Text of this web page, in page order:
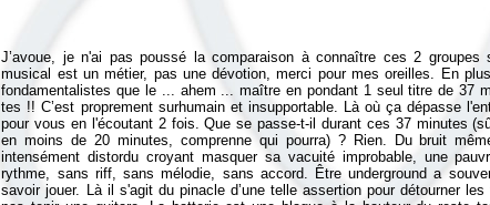
J’avoue, je n'ai pas poussé la comparaison à connaître ces 2
musical est un métier, pas une dévotion, merci pour mes oreilles. En
fondamentalistes que le ... ahem ... maître en pondant 1 seul titre de 37
tes !! C’est proprement surhumain et insupportable. Là où ça dépasse
pour vous en l'écoutant 2 fois. Que se passe-t-il durant ces 37 minutes
en moins de 20 minutes, comprenne qui pourra) ? Rien. Du bruit
intensément distordu croyant masquer sa vacuité improbable, une
rythme, sans riff, sans mélodie, sans accord. Être underground a
savoir jouer. Là il s'agit du pinacle d’une telle assertion pour détourner